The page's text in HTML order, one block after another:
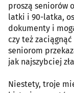
proszą seniorów
latki i 90-latka,
dokumenty i
czy też
seniorom
jak najszybciej
Niestety, troje